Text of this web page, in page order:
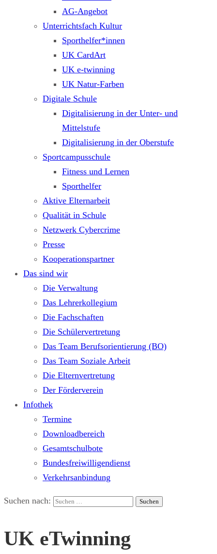
AG-Angebot
Unterrichtsfach Kultur
Sporthelfer*innen
UK CardArt
UK e-twinning
UK Natur-Farben
Digitale Schule
Digitalisierung in der Unter- und
Mittelstufe
Digitalisierung in der Oberstufe
Sportcampusschule
Fitness und Lernen
Sporthelfer
Aktive Elternarbeit
Qualität in Schule
Netzwerk Cybercrime
Presse
Kooperationspartner
Das sind wir
Die Verwaltung
Das Lehrerkollegium
Die Fachschaften
Die Schülervertretung
Das Team Berufsorientierung (BO)
Das Team Soziale Arbeit
Die Elternvertretung
Der Förderverein
Infothek
Termine
Downloadbereich
Gesamtschulbote
Bundesfreiwilligendienst
Verkehrsanbindung
Suchen nach:
UK eTwinning